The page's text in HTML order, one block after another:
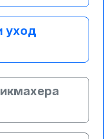
уход